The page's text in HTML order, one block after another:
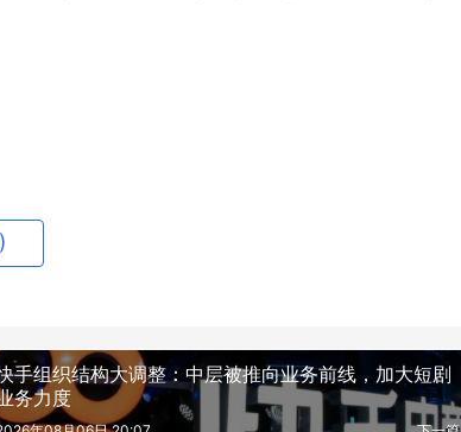
)
手组织结构大调整：中层被推向业务前线，加大短剧
务力度